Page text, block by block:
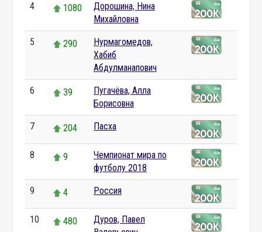
4 1080
Дорошина, Нина
Михайловна
5 290
Нурмагомедов,
Хабиб
Абдулманапович
6 39
Пугачёва, Алла
Борисовна
7 204 Пасха
8 9
Чемпионат мира по
футболу 2018
9 4 Россия
10 480
Дуров, Павел